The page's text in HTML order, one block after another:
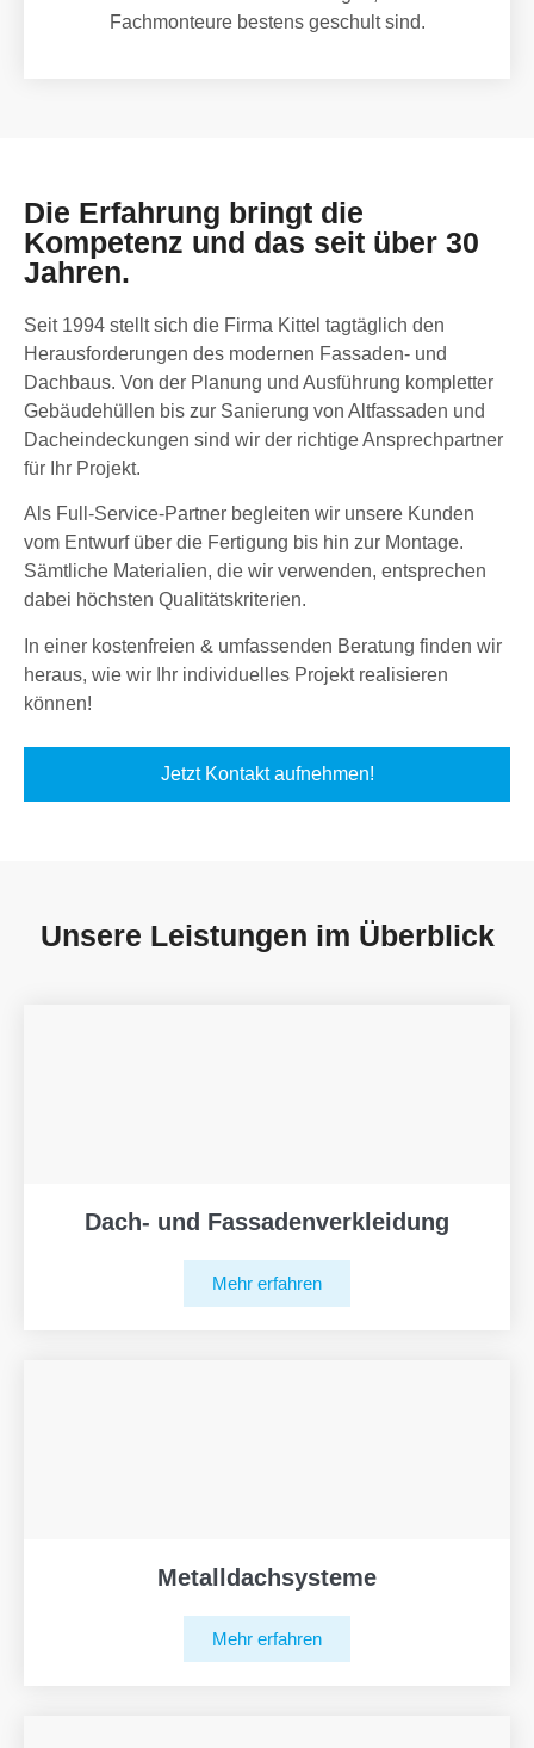
Fachmonteure bestens geschult sind.
Die Erfahrung bringt die
Kompetenz und das seit über 30
Jahren.
Seit 1994 stellt sich die Firma Kittel tagtäglich den
Herausforderungen des modernen Fassaden- und
Dachbaus. Von der Planung und Ausführung kompletter
Gebäudehüllen bis zur Sanierung von Altfassaden und
Dacheindeckungen sind wir der richtige Ansprechpartner
für Ihr Projekt.
Als Full-Service-Partner begleiten wir unsere Kunden
vom Entwurf über die Fertigung bis hin zur Montage.
Sämtliche Materialien, die wir verwenden, entsprechen
dabei höchsten Qualitätskriterien.
In einer kostenfreien & umfassenden Beratung finden wir
heraus, wie wir Ihr individuelles Projekt realisieren
können!
Jetzt Kontakt aufnehmen!
Unsere Leistungen im Überblick
Dach- und Fassadenverkleidung
Mehr erfahren
Metalldachsysteme
Mehr erfahren